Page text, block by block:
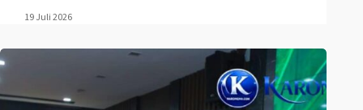
19 Juli 2026